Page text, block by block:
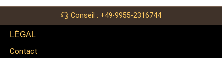
Conseil : +49-9955-2316744
LÉGAL
Contact